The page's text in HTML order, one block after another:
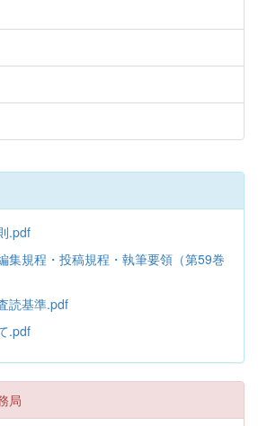
.pdf
集規程・投稿規程・執筆要領（第59巻
読基準.pdf
.pdf
局